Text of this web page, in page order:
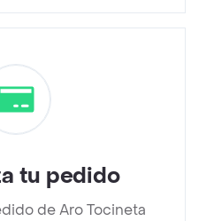
tu pedido
de Aro Tocineta